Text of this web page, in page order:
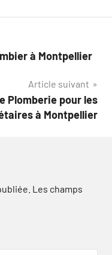
à Montpellier
Article suivant
Plomberie pour les
à Montpellier
Les champs